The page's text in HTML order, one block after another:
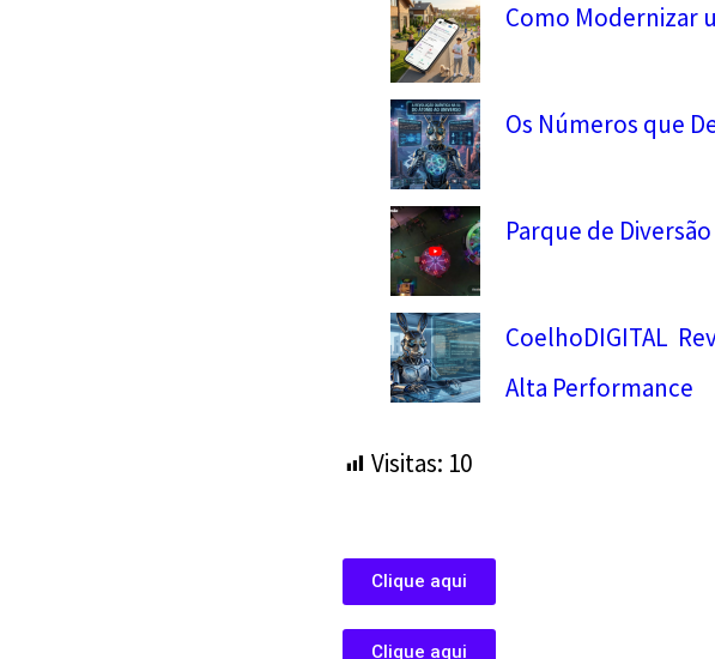
Como Modernizar
Os Números que
Parque de
CoelhoDIGITAL
Alta Performance
Visitas: 10
Clique aqui
Clique aqui